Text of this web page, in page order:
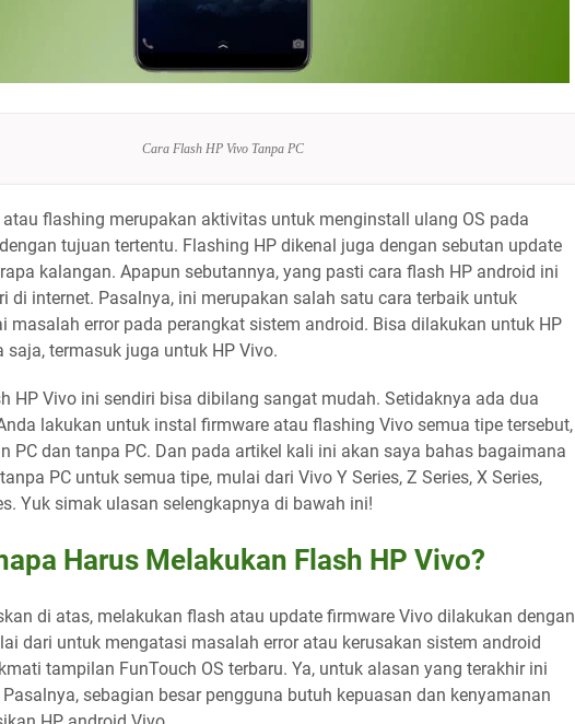
Cara Flash HP Vivo Tanpa PC
atau flashing merupakan aktivitas untuk menginstall ulang OS pada
tujuan tertentu. Flashing HP dikenal juga dengan sebutan update
kalangan. Apapun sebutannya, yang pasti cara flash HP android ini
di internet. Pasalnya, ini merupakan salah satu cara terbaik untuk
masalah error pada perangkat sistem android. Bisa dilakukan untuk HP
saja, termasuk juga untuk HP Vivo.
HP Vivo ini sendiri bisa dibilang sangat mudah. Setidaknya ada dua
lakukan untuk instal firmware atau flashing Vivo semua tipe tersebut,
PC dan tanpa PC. Dan pada artikel kali ini akan saya bahas bagaimana
PC untuk semua tipe, mulai dari Vivo Y Series, Z Series, X Series,
Yuk simak ulasan selengkapnya di bawah ini!
Harus Melakukan Flash HP Vivo?
di atas, melakukan flash atau update firmware Vivo dilakukan dengan
dari untuk mengatasi masalah error atau kerusakan sistem android
tampilan FunTouch OS terbaru. Ya, untuk alasan yang terakhir ini
sebagian besar pengguna butuh kepuasan dan kenyamanan